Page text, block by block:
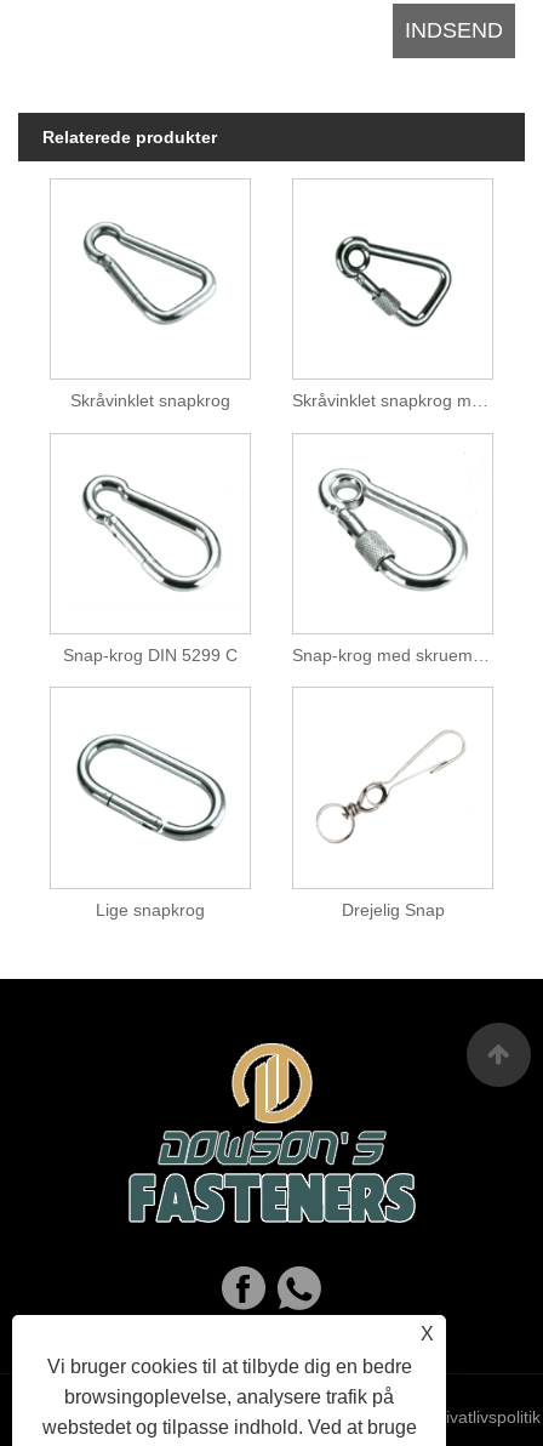
Relaterede produkter
Skråvinklet snapkrog
Snap-krog DIN 5299 C
Lige snapkrog Drejelig Snap
X
Vi bruger cookies til at tilbyde dig en bedre
browsingoplevelse, analysere trafik på
webstedet og tilpasse indhold. Ved at bruge
Links Sitemap RSS XML Privatlivspolitik